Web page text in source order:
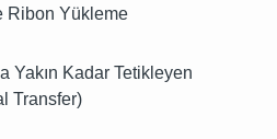
Ribon Yükleme
Yakın Kadar Tetikleyen
Transfer)